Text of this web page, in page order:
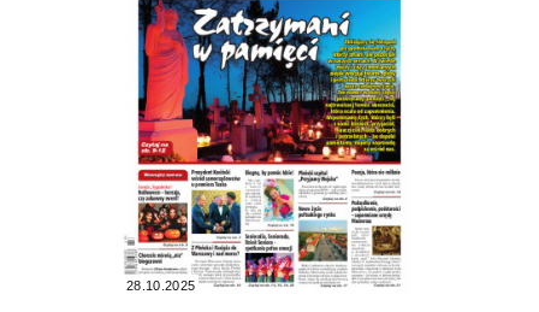
28.10.2025